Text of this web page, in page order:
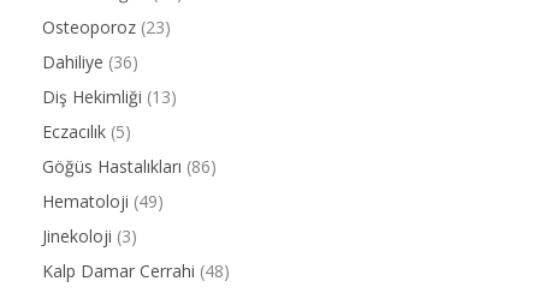
Osteoporoz (23)
Dahiliye (36)
Diş Hekimliği (13)
Eczacılık (5)
Göğüs Hastalıkları (86)
Hematoloji (49)
Jinekoloji (3)
Kalp Damar Cerrahi (48)